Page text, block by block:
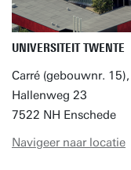
UNIVERSITEIT TWENTE
Carré (gebouwnr.
Hallenweg 23
7522 NH Enschede
Navigeer naar locatie